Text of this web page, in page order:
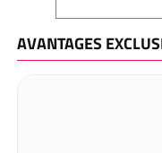
AVANTAGES